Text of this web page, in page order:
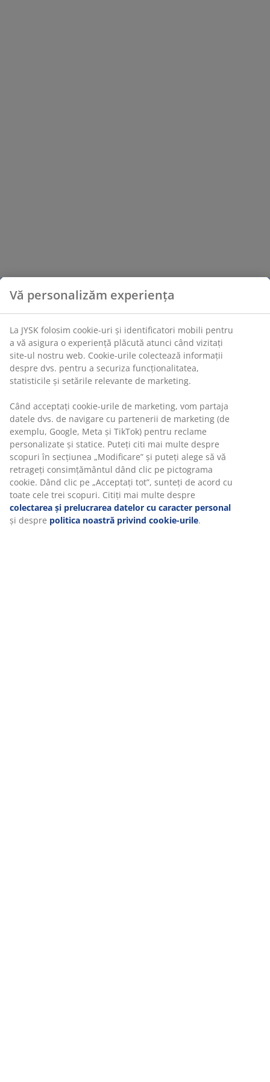
Vă personalizăm experiența
La JYSK folosim cookie-uri și identificatori mobili pentru
a vă asigura o experiență plăcută atunci când vizitați
site-ul nostru web. Cookie-urile colectează informații
despre dvs. pentru a securiza funcționalitatea,
statisticile și setările relevante de marketing.
Când acceptați cookie-urile de marketing, vom partaja
datele dvs. de navigare cu partenerii de marketing (de
exemplu, Google, Meta și TikTok) pentru reclame
personalizate și statice. Puteți citi mai multe despre
scopuri în secțiunea „Modificare” și puteți alege să vă
retrageți consimțământul dând clic pe pictograma
cookie. Dând clic pe „Acceptați tot”, sunteți de acord cu
toate cele trei scopuri. Citiți mai multe despre
colectarea și prelucrarea datelor cu caracter personal
și despre politica noastră privind cookie-urile.